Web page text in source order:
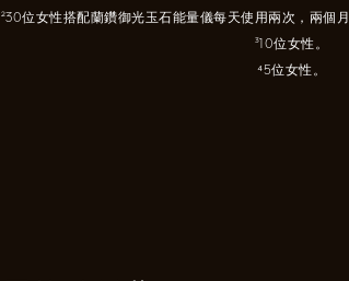
²30位女性搭配蘭鑽御光玉石能量儀每天使用兩次，兩個
³10位女性。
⁴5位女性。